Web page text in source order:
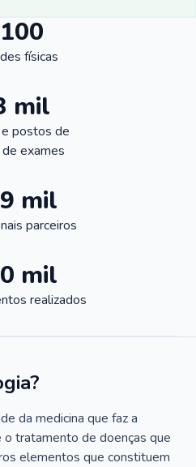
físicas
mil
e postos de
exames
mil
parceiros
mil
realizados
da medicina que faz a
tratamento de doenças que
elementos que constituem